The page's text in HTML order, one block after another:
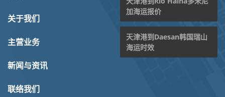
关于我们
主营业务
新闻与资讯
联络我们
加海运报价
天津港到Daesan韩国瑞山
海运时效